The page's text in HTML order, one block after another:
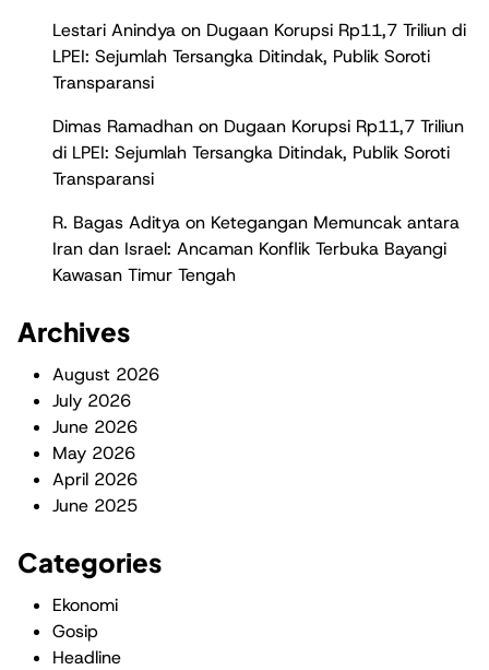
Lestari Anindya on Dugaan Korupsi Rp11,7 Triliun di
LPEI: Sejumlah Tersangka Ditindak, Publik Soroti
Transparansi
Dimas Ramadhan on Dugaan Korupsi Rp11,7 Triliun
di LPEI: Sejumlah Tersangka Ditindak, Publik Soroti
Transparansi
R. Bagas Aditya on Ketegangan Memuncak antara
Iran dan Israel: Ancaman Konflik Terbuka Bayangi
Kawasan Timur Tengah
Archives
August 2026
July 2026
June 2026
May 2026
April 2026
June 2025
Categories
Ekonomi
Gosip
Headline